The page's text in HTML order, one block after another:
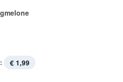
€ 1,99